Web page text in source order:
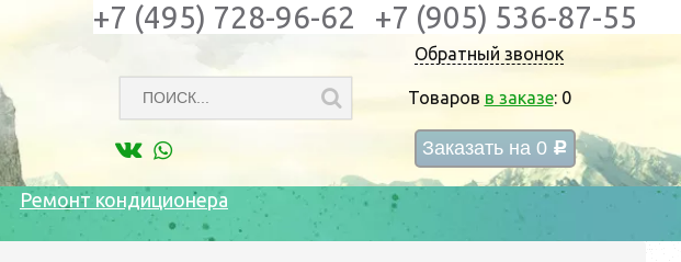
Обратный звонок
Товаров в заказе: 0
Заказать на 0 c
+7 (495) 728-96-62 +7 (905) 536-87-55
Ремонт кондиционера